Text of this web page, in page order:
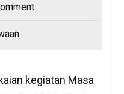
kegiatan Masa